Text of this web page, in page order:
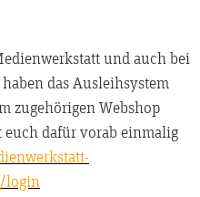
und auch bei
das Ausleihsystem
zugehörigen Webshop
euch dafür vorab einmalig
login